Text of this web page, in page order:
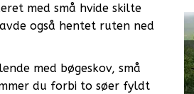
med små hvide skilte
også hentet ruten ned
med bøgeskov, små
du forbi to søer fyldt